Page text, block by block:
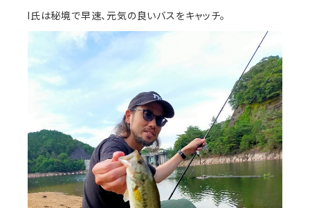
I氏は秘境で早速、元気の良いバスをキャッチ。